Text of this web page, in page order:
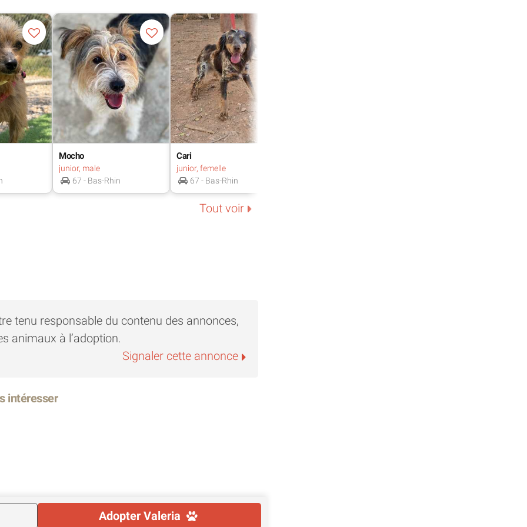
prête à lui offrir attention, stabilité et affection.
avec ou sans autres chiens, mais sans chats.
contrôlée, Valeria est une chienne pleine
bonheur d’un foyer pour toujours.
et déparasitée. Elle est positive à la
et la fonction rénale n’est pas atteinte.
Mocho
junior, male
67 - Bas-Rhin
Cari
junior, femelle
67 - Bas-Rhin
Tout voir
tenu responsable du contenu des annonces,
animaux à l’adoption.
Signaler cette annonce
intéresser
Adopter Valeria